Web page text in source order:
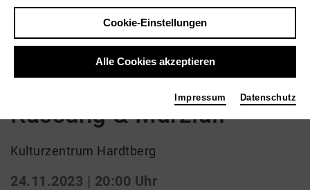
Hardtberger
Gitarrenkonzerte: Duo
Kassung & Marziali
Kulturzentrum Hardtberg
24.11.2023 | 20:00 Uhr
Cookie-Einstellungen
Alle Cookies akzeptieren
Impressum Datenschutz